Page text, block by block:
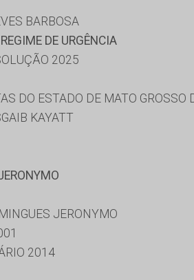
BARBOSA
REGIME DE URGÊNCIA
2025
DO ESTADO DE MATO GROSSO
KAYATT
JERONYMO
2014